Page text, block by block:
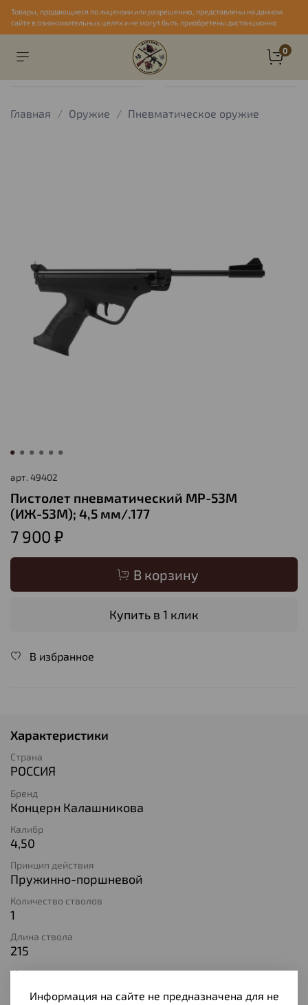
Товары, продающиеся по лицензии или разрешению, представлены на данном
сайте в ознакомительных целях и не могут быть приобретены дистанционно
0
Главная Оружие Пневматическое оружие
арт. 49402
Пистолет пневматический МР-53М
(ИЖ-53М); 4,5 мм/.177
7 900 ₽
В корзину
Купить в 1 клик
В избранное
Характеристики
Страна
РОССИЯ
Бренд
Концерн Калашникова
Калибр
4,50
Принцип действия
Пружинно-поршневой
Количество стволов
1
Длина ствола
215
Материал корпуса
Информация на сайте не предназначена для не